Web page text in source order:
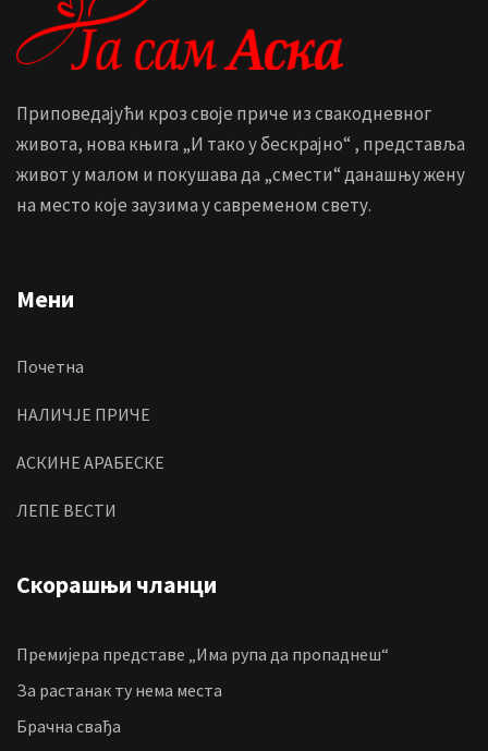
Приповедајући кроз своје приче из свакодневног
живота, нова књига „И тако у бескрајно“ , представља
живот у малом и покушава да „смести“ данашњу жену
на место које заузима у савременом свету.
Мени
Почетна
НАЛИЧЈЕ ПРИЧЕ
АСКИНЕ АРАБЕСКЕ
ЛЕПЕ ВЕСТИ
Скорашњи чланци
Премијера представе „Има рупа да пропаднеш“
За растанак ту нема места
Брачна свађа